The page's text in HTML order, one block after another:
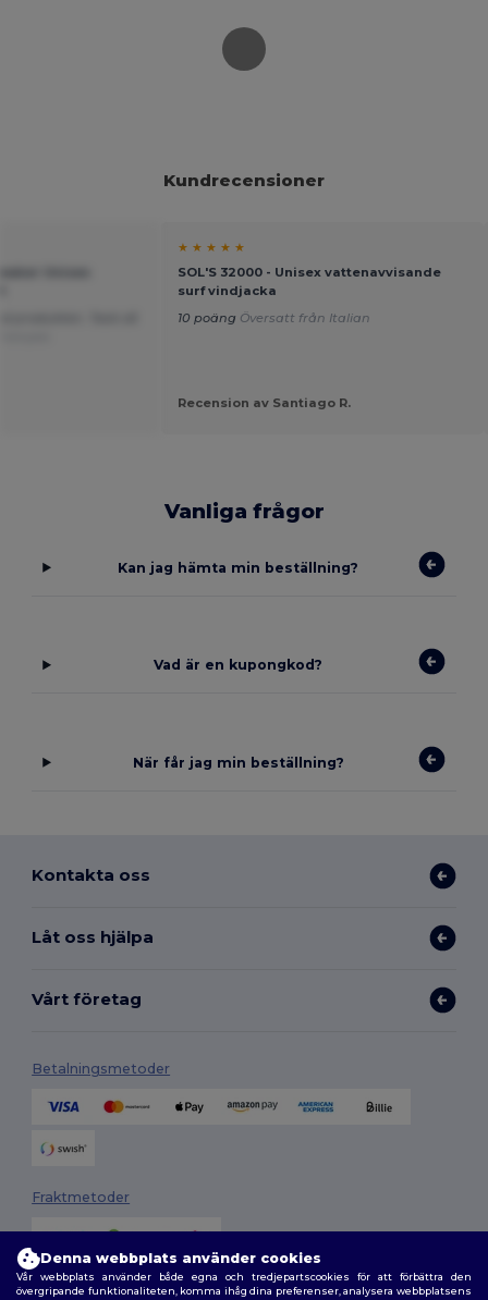
Kundrecensioner
★ ★ ★ ★ ★
SOL'S 32000 - Unisex vattenavvisande
surf vindjacka
10 poäng Översatt från Italian
Recension av Santiago R.
Vanliga frågor
Kan jag hämta min beställning?
Vad är en kupongkod?
När får jag min beställning?
Kontakta oss
Låt oss hjälpa
Vårt företag
Betalningsmetoder
Fraktmetoder
Denna webbplats använder cookies
Vår webbplats använder både egna och tredjepartscookies för att förbättra den
övergripande funktionaliteten, komma ihåg dina preferenser, analysera webbplatsens